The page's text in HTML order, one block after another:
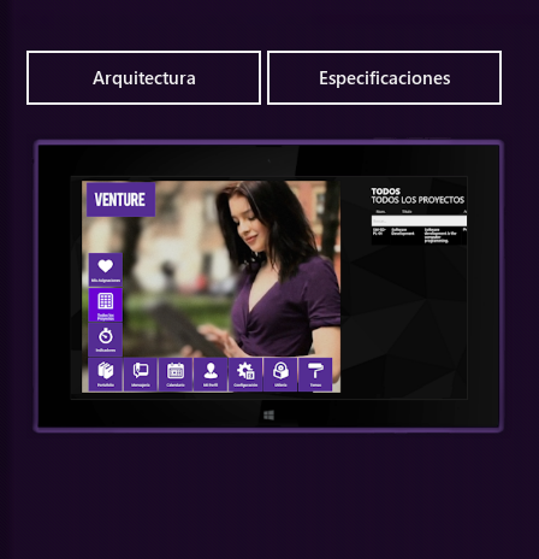
Arquitectura Especificaciones